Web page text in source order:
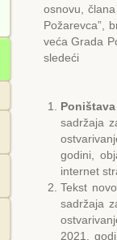
osnovu,
Požarevca”,
veća Grada
sledeći
Poništava
sadržaja
godini,
internet
Tekst
sadržaja
2021.